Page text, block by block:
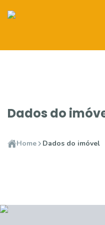
Dados do
Home Dados do imóvel